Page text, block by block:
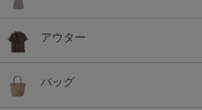
アウター
バッグ